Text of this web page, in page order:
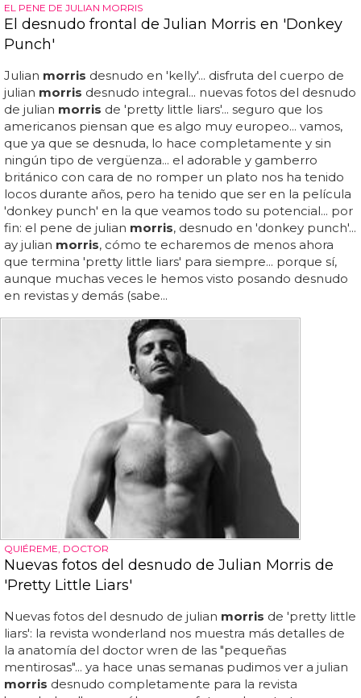
EL PENE DE JULIAN MORRIS
El desnudo frontal de Julian Morris en 'Donkey
Punch'
Julian morris desnudo en 'kelly'... disfruta del cuerpo de
julian morris desnudo integral... nuevas fotos del desnudo
de julian morris de 'pretty little liars'... seguro que los
americanos piensan que es algo muy europeo... vamos,
que ya que se desnuda, lo hace completamente y sin
ningún tipo de vergüenza... el adorable y gamberro
británico con cara de no romper un plato nos ha tenido
locos durante años, pero ha tenido que ser en la película
'donkey punch' en la que veamos todo su potencial... por
fin: el pene de julian morris, desnudo en 'donkey punch'...
ay julian morris, cómo te echaremos de menos ahora
que termina 'pretty little liars' para siempre... porque sí,
aunque muchas veces le hemos visto posando desnudo
en revistas y demás (sabe...
QUIÉREME, DOCTOR
Nuevas fotos del desnudo de Julian Morris de
'Pretty Little Liars'
Nuevas fotos del desnudo de julian morris de 'pretty little
liars': la revista wonderland nos muestra más detalles de
la anatomía del doctor wren de las "pequeñas
mentirosas"... ya hace unas semanas pudimos ver a julian
morris desnudo completamente para la revista